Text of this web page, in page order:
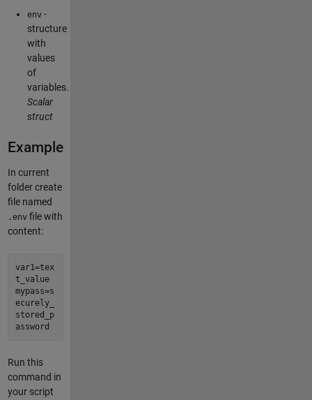
env-
structure
with
values
of
variables.
Scalar
struct
Example
In current
folder create
file named
.envfile with
content:
var1=tex
t_value
mypass=s
ecurely_
stored_p
assword
Run this
command in
your script